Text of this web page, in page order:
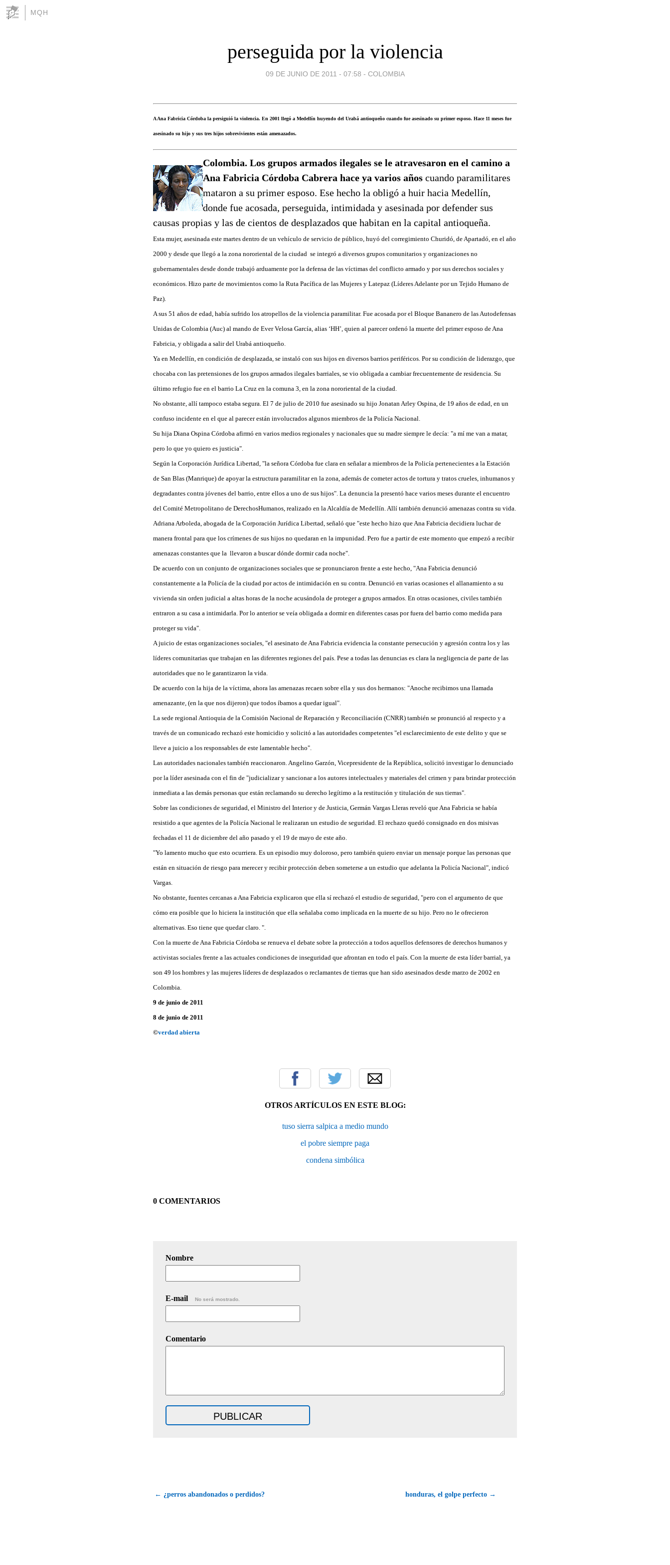
MQH
perseguida por la violencia
09 DE JUNIO DE 2011 - 07:58 - COLOMBIA
A Ana Fabricia Córdoba la persiguió la violencia. En 2001 llegó a Medellín huyendo del Urabá antioqueño cuando fue asesinado su primer esposo. Hace 11 meses fue
asesinado su hijo y sus tres hijos sobrevivientes están amenazados.
Colombia. Los grupos armados ilegales se le atravesaron en el camino a
Ana Fabricia Córdoba Cabrera hace ya varios años cuando paramilitares
mataron a su primer esposo. Ese hecho la obligó a huir hacia Medellín,
donde fue acosada, perseguida, intimidada y asesinada por defender sus
causas propias y las de cientos de desplazados que habitan en la capital antioqueña.
Esta mujer, asesinada este martes dentro de un vehículo de servicio de público, huyó del corregimiento Churidó, de Apartadó, en el año
2000 y desde que llegó a la zona nororiental de la ciudad se integró a diversos grupos comunitarios y organizaciones no
gubernamentales desde donde trabajó arduamente por la defensa de las víctimas del conflicto armado y por sus derechos sociales y
económicos. Hizo parte de movimientos como la Ruta Pacífica de las Mujeres y Latepaz (Líderes Adelante por un Tejido Humano de
Paz).
A sus 51 años de edad, había sufrido los atropellos de la violencia paramilitar. Fue acosada por el Bloque Bananero de las Autodefensas
Unidas de Colombia (Auc) al mando de Ever Velosa García, alias ‘HH’, quien al parecer ordenó la muerte del primer esposo de Ana
Fabricia, y obligada a salir del Urabá antioqueño.
Ya en Medellín, en condición de desplazada, se instaló con sus hijos en diversos barrios periféricos. Por su condición de liderazgo, que
chocaba con las pretensiones de los grupos armados ilegales barriales, se vio obligada a cambiar frecuentemente de residencia. Su
último refugio fue en el barrio La Cruz en la comuna 3, en la zona nororiental de la ciudad.
No obstante, allí tampoco estaba segura. El 7 de julio de 2010 fue asesinado su hijo Jonatan Arley Ospina, de 19 años de edad, en un
confuso incidente en el que al parecer están involucrados algunos miembros de la Policía Nacional.
Su hija Diana Ospina Córdoba afirmó en varios medios regionales y nacionales que su madre siempre le decía: "a mí me van a matar,
pero lo que yo quiero es justicia".
Según la Corporación Jurídica Libertad, "la señora Córdoba fue clara en señalar a miembros de la Policía pertenecientes a la Estación
de San Blas (Manrique) de apoyar la estructura paramilitar en la zona, además de cometer actos de tortura y tratos crueles, inhumanos y
degradantes contra jóvenes del barrio, entre ellos a uno de sus hijos". La denuncia la presentó hace varios meses durante el encuentro
del Comité Metropolitano de DerechosHumanos, realizado en la Alcaldía de Medellín. Allí también denunció amenazas contra su vida.
Adriana Arboleda, abogada de la Corporación Jurídica Libertad, señaló que "este hecho hizo que Ana Fabricia decidiera luchar de
manera frontal para que los crímenes de sus hijos no quedaran en la impunidad. Pero fue a partir de este momento que empezó a recibir
amenazas constantes que la llevaron a buscar dónde dormir cada noche".
De acuerdo con un conjunto de organizaciones sociales que se pronunciaron frente a este hecho, "Ana Fabricia denunció
constantemente a la Policía de la ciudad por actos de intimidación en su contra. Denunció en varias ocasiones el allanamiento a su
vivienda sin orden judicial a altas horas de la noche acusándola de proteger a grupos armados. En otras ocasiones, civiles también
entraron a su casa a intimidarla. Por lo anterior se veía obligada a dormir en diferentes casas por fuera del barrio como medida para
proteger su vida".
A juicio de estas organizaciones sociales, "el asesinato de Ana Fabricia evidencia la constante persecución y agresión contra los y las
líderes comunitarias que trabajan en las diferentes regiones del país. Pese a todas las denuncias es clara la negligencia de parte de las
autoridades que no le garantizaron la vida.
De acuerdo con la hija de la víctima, ahora las amenazas recaen sobre ella y sus dos hermanos: "Anoche recibimos una llamada
amenazante, (en la que nos dijeron) que todos íbamos a quedar igual".
La sede regional Antioquia de la Comisión Nacional de Reparación y Reconciliación (CNRR) también se pronunció al respecto y a
través de un comunicado rechazó este homicidio y solicitó a las autoridades competentes "el esclarecimiento de este delito y que se
lleve a juicio a los responsables de este lamentable hecho".
Las autoridades nacionales también reaccionaron. Angelino Garzón, Vicepresidente de la República, solicitó investigar lo denunciado
por la líder asesinada con el fin de "judicializar y sancionar a los autores intelectuales y materiales del crimen y para brindar protección
inmediata a las demás personas que están reclamando su derecho legítimo a la restitución y titulación de sus tierras".
Sobre las condiciones de seguridad, el Ministro del Interior y de Justicia, Germán Vargas Lleras reveló que Ana Fabricia se había
resistido a que agentes de la Policía Nacional le realizaran un estudio de seguridad. El rechazo quedó consignado en dos misivas
fechadas el 11 de diciembre del año pasado y el 19 de mayo de este año.
"Yo lamento mucho que esto ocurriera. Es un episodio muy doloroso, pero también quiero enviar un mensaje porque las personas que
están en situación de riesgo para merecer y recibir protección deben someterse a un estudio que adelanta la Policía Nacional", indicó
Vargas.
No obstante, fuentes cercanas a Ana Fabricia explicaron que ella sí rechazó el estudio de seguridad, "pero con el argumento de que
cómo era posible que lo hiciera la institución que ella señalaba como implicada en la muerte de su hijo. Pero no le ofrecieron
alternativas. Eso tiene que quedar claro. ".
Con la muerte de Ana Fabricia Córdoba se renueva el debate sobre la protección a todos aquellos defensores de derechos humanos y
activistas sociales frente a las actuales condiciones de inseguridad que afrontan en todo el país. Con la muerte de esta líder barrial, ya
son 49 los hombres y las mujeres líderes de desplazados o reclamantes de tierras que han sido asesinados desde marzo de 2002 en
Colombia.
9 de junio de 2011
8 de junio de 2011
©verdad abierta
OTROS ARTÍCULOS EN ESTE BLOG:
tuso sierra salpica a medio mundo
el pobre siempre paga
condena simbólica
0 COMENTARIOS
Nombre
E-mail No será mostrado.
Comentario
← ¿perros abandonados o perdidos? honduras, el golpe perfecto →